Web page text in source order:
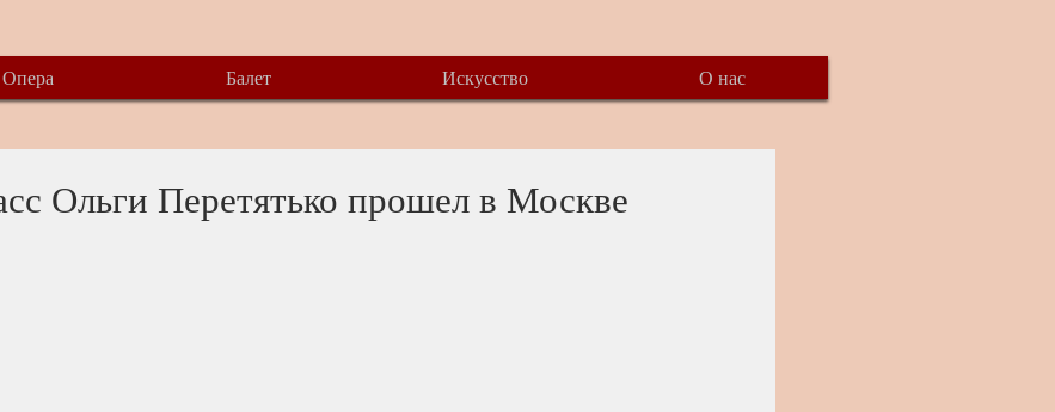
Опера Балет Искусство О нас
Ольги Перетятько прошел в Москве